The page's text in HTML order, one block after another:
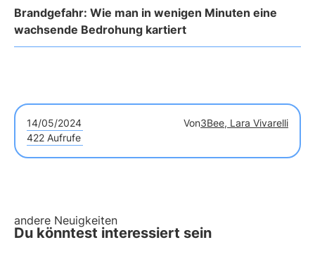
Brandgefahr: Wie man in wenigen Minuten eine
wachsende Bedrohung kartiert
14/05/2024 Von3Bee, Lara Vivarelli
422 Aufrufe
andere Neuigkeiten
Du könntest interessiert sein